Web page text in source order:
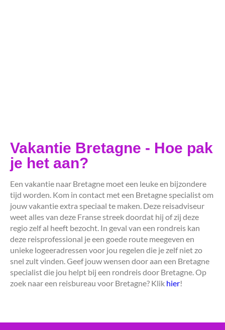
Vakantie Bretagne - Hoe pak
je het aan?
Een vakantie naar Bretagne moet een leuke en bijzondere
tijd worden. Kom in contact met een Bretagne specialist om
jouw vakantie extra speciaal te maken. Deze reisadviseur
weet alles van deze Franse streek doordat hij of zij deze
regio zelf al heeft bezocht. In geval van een rondreis kan
deze reisprofessional je een goede route meegeven en
unieke logeeradressen voor jou regelen die je zelf niet zo
snel zult vinden. Geef jouw wensen door aan een Bretagne
specialist die jou helpt bij een rondreis door Bretagne. Op
zoek naar een reisbureau voor Bretagne? Klik hier!